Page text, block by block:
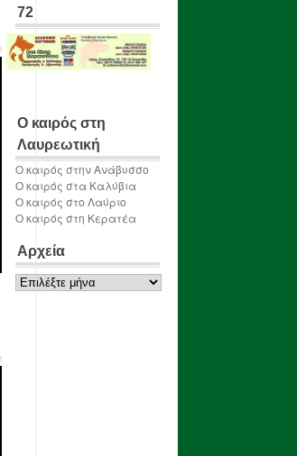
72
Ο καιρός στη
Λαυρεωτική
Ο καιρός στην Ανάβυσσο
Ο καιρός στα Καλύβια
Ο καιρός στο Λαύριο
Ο καιρός στη Κερατέα
Αρχεία
Αρχεία